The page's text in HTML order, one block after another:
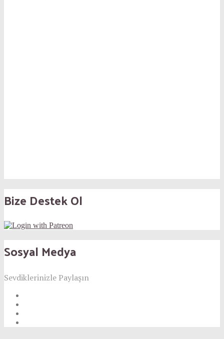
Bize Destek Ol
Sosyal Medya
Sevdiklerinizle Paylaşın